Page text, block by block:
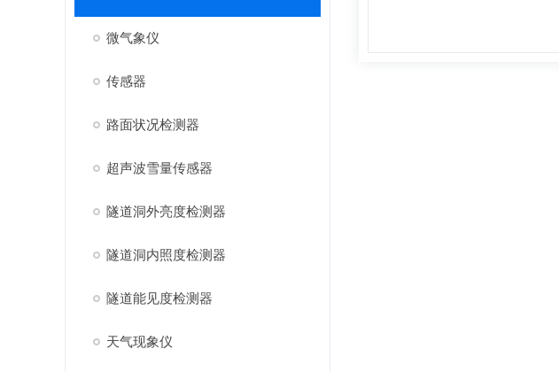
微气象仪
传感器
路面状况检测器
超声波雪量传感器
隧道洞外亮度检测器
隧道洞内照度检测器
隧道能见度检测器
天气现象仪